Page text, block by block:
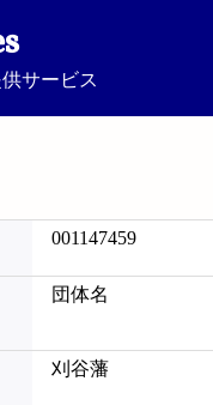
サービス
001147459
団体名
刈谷藩